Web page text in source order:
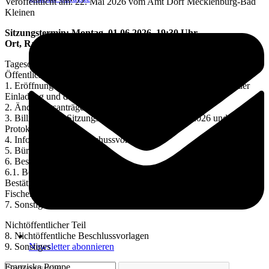
Newsletter abonnieren
Kleinen
Sitzungstermin: Montag, 01.06.2026, 19:30 Uhr
Ort, Raum: Gemeindehaus, Hohen Viecheln
Tagesordnung:
Öffentlicher Teil
1. Eröffnung der Sitzung, Feststellen der Ordnungsmäßigkeit der
Einladung und der Anwesenheit
2. Änderungsanträge zur Tagesordnung
3. Billigung der Sitzungsniederschrift vom 30.03.2026 und
Protokollkontrolle
4. Information der Ausschussvorsitzenden
5. Bürgerfragestunde
6. Beschlussvorlagen
6.1. Beratung und Beschlussfassung über die Annahme und
Bestätigung des aktuellen Planungsstandes zum Ausbau des
Fischerweges in Hohen Viecheln
7. Sonstiges
Nichtöffentlicher Teil
8. Nichtöffentliche Beschlussvorlagen
9. Sonstiges
Franziska Pompe